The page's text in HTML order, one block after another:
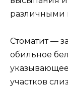
различными
Стоматит —
обильное
участков